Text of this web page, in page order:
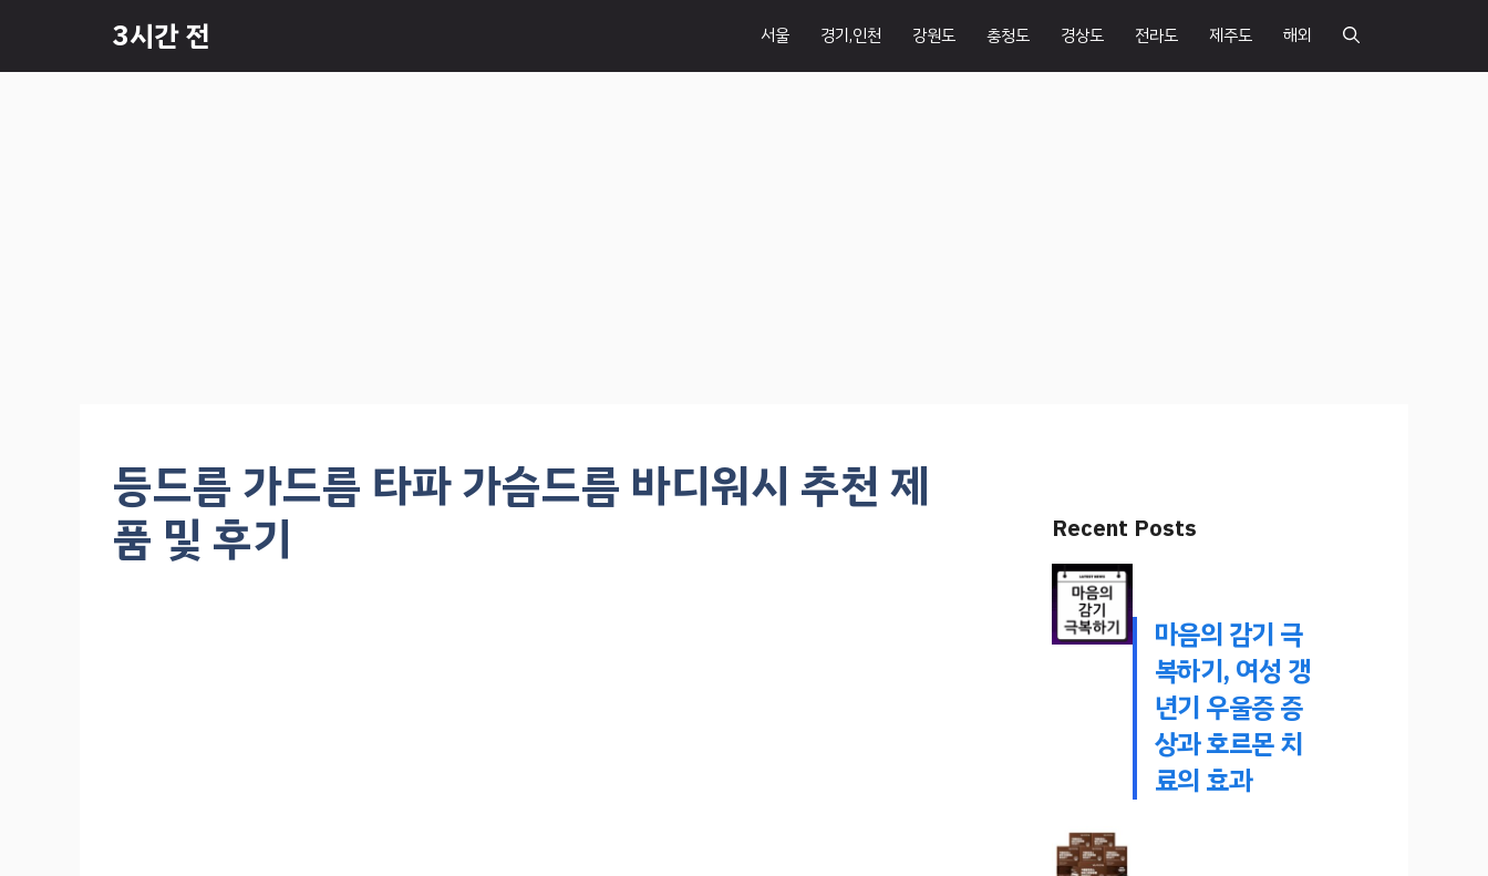
츠
3시간 전 서울 경기,인천 강원도 충청도 경상도 전라도 제주도 해외
등드름 가드름 타파 가슴드름 바디워시 추천 제
품 및 후기
Recent Posts
마음의 감기 극
복하기, 여성 갱
년기 우울증 증
상과 호르몬 치
료의 효과